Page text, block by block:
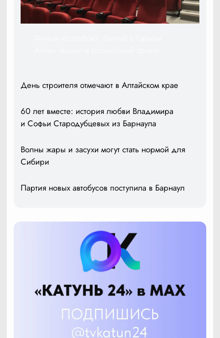
День строителя отмечают в Алтайском крае
60 лет вместе: история любви Владимира
и Софьи Стародубцевых из Барнаула
Волны жары и засухи могут стать нормой для
Сибири
Партия новых автобусов поступила в Барнаул